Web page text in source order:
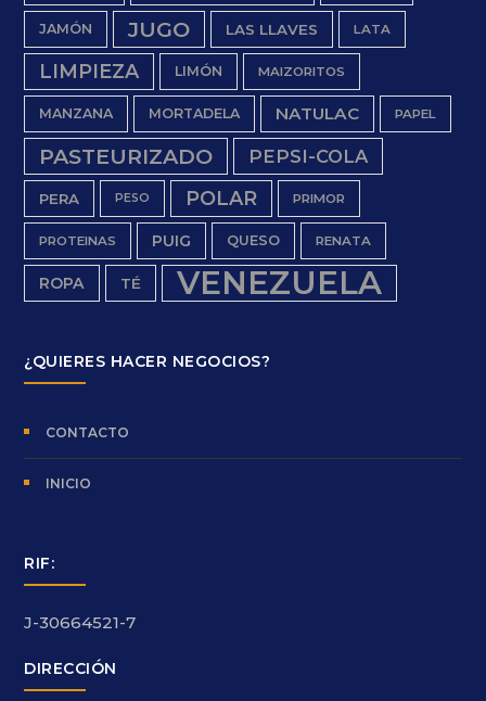
JAMÓN JUGO LAS LLAVES LATA
LIMPIEZA LIMÓN MAIZORITOS
MANZANA MORTADELA NATULAC PAPEL
PASTEURIZADO PEPSI-COLA
PERA PESO POLAR PRIMOR
PROTEINAS PUIG QUESO RENATA
ROPA TÉ VENEZUELA
¿QUIERES HACER NEGOCIOS?
CONTACTO
INICIO
RIF:
J-30664521-7
DIRECCIÓN